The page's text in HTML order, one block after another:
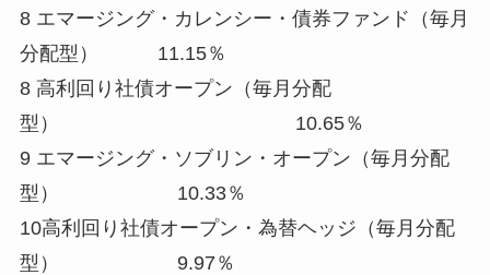
8 エマージング・カレンシー・債券ファンド（毎月
分配型） 11.15％
8 高利回り社債オープン（毎月分配
型） 10.65％
9 エマージング・ソブリン・オープン（毎月分配
型） 10.33％
10高利回り社債オープン・為替ヘッジ（毎月分配
型） 9.97％